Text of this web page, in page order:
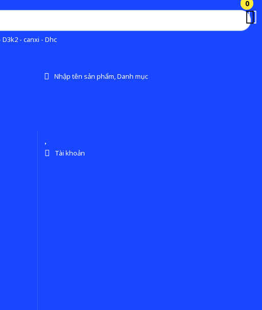
- canxi - Dhc
Nhập tên sản phẩm, Danh mục
0
Tài khoản
0